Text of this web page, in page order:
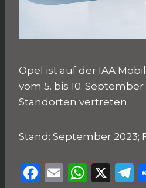
Opel ist auf der IAA
vom 5. bis 10.
Standorten vertreten.
Stand: September 2023;
F
E
W X
T